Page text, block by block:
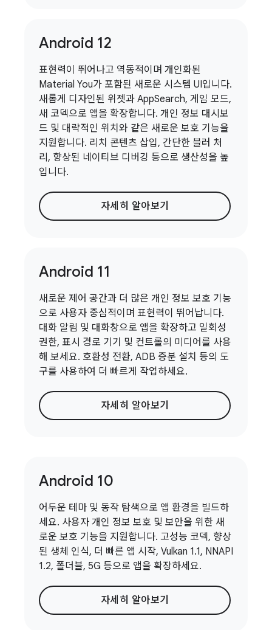
Android 12
표현력이 뛰어나고 역동적이며 개인화된
Material You가 포함된 새로운 시스템 UI입니다.
새롭게 디자인된 위젯과 AppSearch, 게임 모드,
새 코덱으로 앱을 확장합니다. 개인 정보 대시보
드 및 대략적인 위치와 같은 새로운 보호 기능을
지원합니다. 리치 콘텐츠 삽입, 간단한 블러 처
리, 향상된 네이티브 디버깅 등으로 생산성을 높
입니다.
자세히 알아보기
Android 11
새로운 제어 공간과 더 많은 개인 정보 보호 기능
으로 사용자 중심적이며 표현력이 뛰어납니다.
대화 알림 및 대화창으로 앱을 확장하고 일회성
권한, 표시 경로 기기 및 컨트롤의 미디어를 사용
해 보세요. 호환성 전환, ADB 증분 설치 등의 도
구를 사용하여 더 빠르게 작업하세요.
자세히 알아보기
Android 10
어두운 테마 및 동작 탐색으로 앱 환경을 빌드하
세요. 사용자 개인 정보 보호 및 보안을 위한 새
로운 보호 기능을 지원합니다. 고성능 코덱, 향상
된 생체 인식, 더 빠른 앱 시작, Vulkan 1.1, NNAPI
1.2, 폴더블, 5G 등으로 앱을 확장하세요.
자세히 알아보기